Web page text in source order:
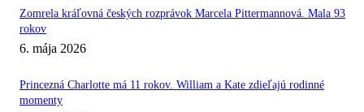
Zomrela kráľovná českých rozprávok Marcela Pittermannová. Mala 93
rokov
6. mája 2026
Princezná Charlotte má 11 rokov. William a Kate zdieľajú rodinné
momenty